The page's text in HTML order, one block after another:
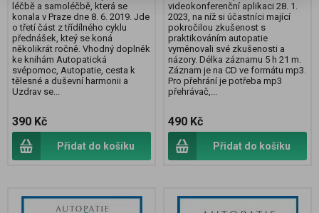
léčbě a samoléčbě, která se
konala v Praze dne 8. 6. 2019. Jde
o třetí část z třídílného cyklu
přednášek, kteý se koná
několikrát ročně. Vhodný doplněk
ke knihám Autopatická
svépomoc, Autopatie, cesta k
tělesné a duševní harmonii a
Uzdrav se...
390 Kč
Přidat do košíku
videokonferenční aplikaci 28. 1.
2023, na níž si účastníci mající
pokročilou zkušenost s
praktikováním autopatie
vyměnovali své zkušenosti a
názory. Délka záznamu 5 h 21 m.
Záznam je na CD ve formátu mp3.
Pro přehrání je potřeba mp3
přehrávač,...
490 Kč
Přidat do košíku